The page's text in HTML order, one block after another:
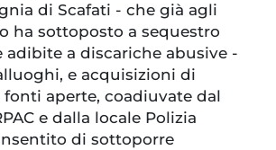
di Scafati - che già agli
ha sottoposto a sequestro
adibite a discariche abusive -
e acquisizioni di
aperte, coadiuvate dal
e dalla locale Polizia
di sottoporre